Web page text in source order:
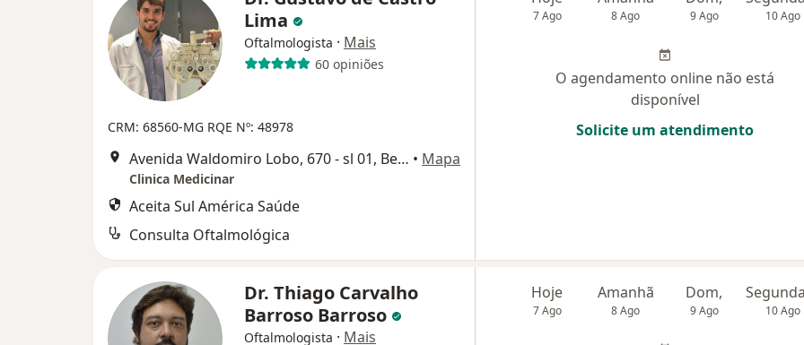
Lima
Oftalmologista · Mais
60 opiniões
CRM: 68560-MG RQE Nº: 48978
Avenida Waldomiro Lobo, 670 - sl 01, Belo Horizonte • Mapa
Clinica Medicinar
Aceita Sul América Saúde
Consulta Oftalmológica
7 Ago 8 Ago 9 Ago 10 Ago
O agendamento online não está
disponível
Solicite um atendimento
Dr. Thiago Carvalho
Barroso Barroso
Oftalmologista · Mais
Hoje
7 Ago
Amanhã
8 Ago
Dom,
9 Ago 10 Ago